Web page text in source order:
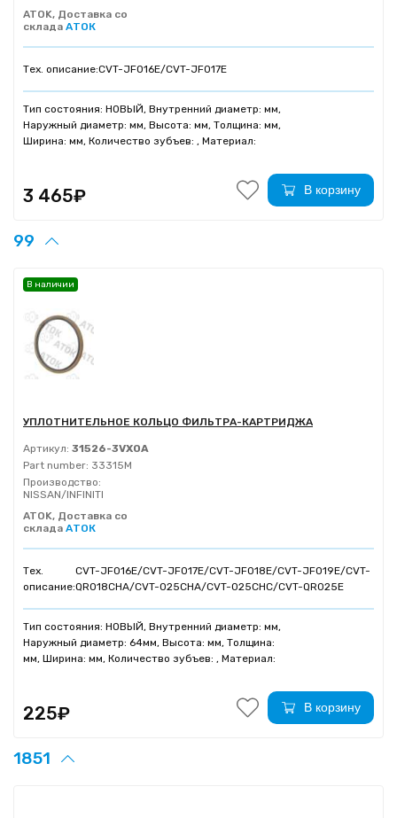
ATOK, Доставка со
склада АТОК
Тех. описание:CVT-JF016E/CVT-JF017E
Тип состояния: НОВЫЙ, Внутренний диаметр: мм,
Наружный диаметр: мм, Высота: мм, Толщина: мм,
Ширина: мм, Количество зубъев: , Материал:
3 465₽ В корзину
99
УПЛОТНИТЕЛЬНОЕ КОЛЬЦО ФИЛЬТРA-КАРТРИДЖA
Артикул: 31526-3VX0A
Part number: 33315M
Производство:
NISSAN/INFINITI
ATOK, Доставка со
склада АТОК
Тех.
описание:
CVT-JF016E/CVT-JF017E/CVT-JF018E/CVT-JF019E/CVT-
QR018CHA/CVT-025CHA/CVT-025CHC/CVT-QR025E
Тип состояния: НОВЫЙ, Внутренний диаметр: мм,
Наружный диаметр: 64мм, Высота: мм, Толщина:
мм, Ширина: мм, Количество зубъев: , Материал:
В наличии
225₽ В корзину
1851